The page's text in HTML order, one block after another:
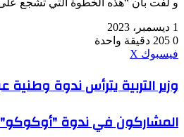
1 ديسمبر، 2023
0
دقيقة واحدة
فيسبوك ‫X
وزير
التربية
ندوة
وزير التربية يترأس ندوة وطنية
المشاركون
في
المشاركون في ندوة "أوكوكو"